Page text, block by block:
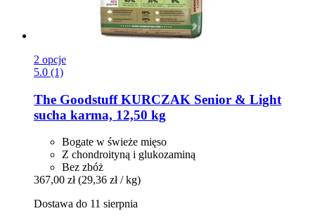
2 opcje
5.0 (1)
The GoodstuffKURCZAK Senior & Light
sucha karma, 12,50 kg
Bogate w świeże mięso
Z chondroityną i glukozaminą
Bez zbóż
367,00 zł (29,36 zł / kg)
Dostawa do 11 sierpnia